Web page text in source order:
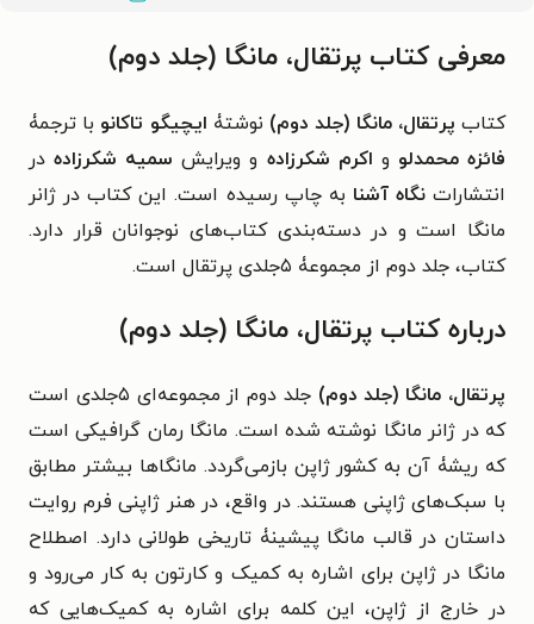
معرفی کتاب پرتقال، مانگا (جلد دوم)
کتابپرتقال، مانگا (جلد دوم) نوشتۀ ایچیگو تاکانو با ترجمۀ
فائزه محمدلو و اکرم شکرزاده و ویرایش سمیه شکرزادهدر
انتشاراتنگاه آشنا به چاپ رسیده است. این کتاب در ژانر
مانگا است و در دسته‌بندی کتاب‌های نوجوانان قرار دارد.
کتاب، جلد دوم از مجموعۀ ۵جلدی پرتقال است.
درباره کتاب پرتقال، مانگا (جلد دوم)
پرتقال، مانگا (جلد دوم)
جلد دوم از مجموعه‌ای ۵جلدی است
که در ژانر مانگا نوشته شده است. مانگا رمان گرافیکی است
که ریشۀ آن به کشور ژاپن بازمی‌گردد. مانگاها بیشتر مطابق
با سبک‌های ژاپنی هستند. در واقع، در هنر ژاپنی فرم روایت
داستان در قالب مانگا پیشینۀ تاریخی طولانی دارد. اصطلاح
مانگا در ژاپن برای اشاره به کمیک و کارتون به کار می‌رود و
در خارج از ژاپن، این کلمه برای اشاره به کمیک‌هایی که